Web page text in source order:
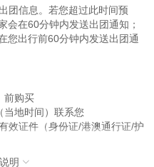
团信息。若您超过此时间预
会在60分钟内发送出团通知；
您出行前60分钟内发送出团通
前购买
当地时间）联系您
效证件（身份证/港澳通行证/护
明 